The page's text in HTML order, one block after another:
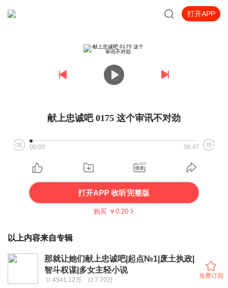
打开APP
献上忠诚吧 0175 这个审讯不对劲
00:00 06:47
打开APP 收听完整版
购买 ￥ 0.20
以上内容来自专辑
那就让她们献上忠诚吧|起点№1|废土执政|
智斗权谋|多女主轻小说
4541.12万 7.70万
免费订阅